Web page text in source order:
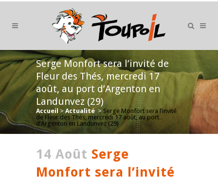
Serge Monfort sera l’invité de
Fleur des Thés, mercredi 17
août, au port d’Argenton en
Landunvez (29)
Accueil > Actualité > Serge Monfort sera l’invité
de Fleur des Thés, mercredi 17 août, au port
d’Argenton en Landunvez (29)
14 Août Serge
Monfort sera l’invité